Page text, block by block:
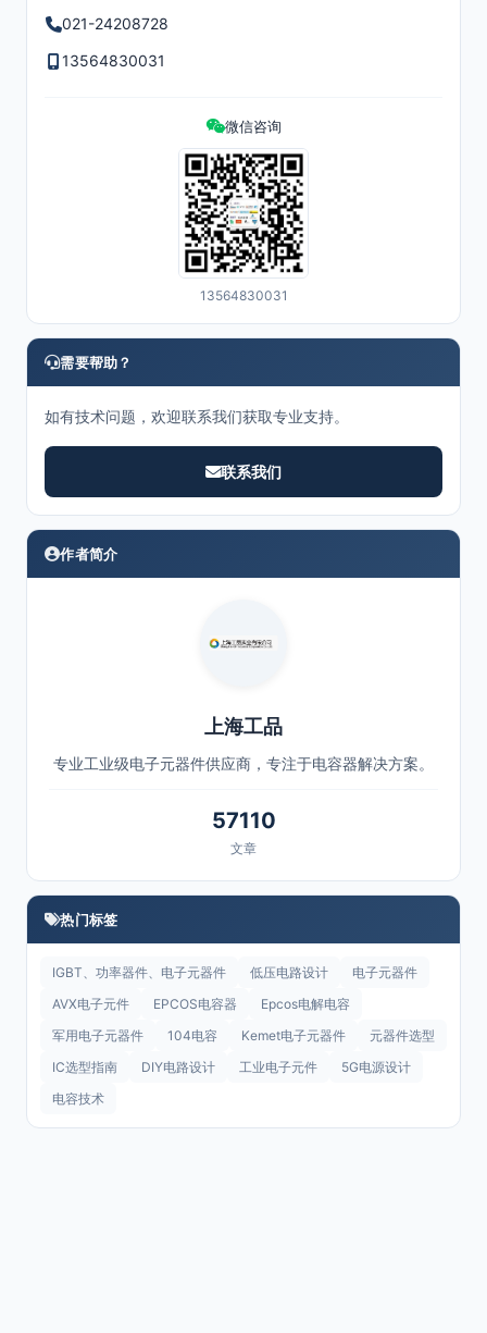
021-24208728
13564830031
微信咨询
13564830031
需要帮助？
如有技术问题，欢迎联系我们获取专业支持。
联系我们
作者简介
上海工品
专业工业级电子元器件供应商，专注于电容器解决方案。
57110
文章
热门标签
IGBT、功率器件、电子元器件 低压电路设计
电子元器件
AVX电子元件
EPCOS电容器
Epcos电解电容
军用电子元器件
104电容 Kemet电子元器件
元器件选型
IC选型指南
DIY电路设计 工业电子元件
5G电源设计
电容技术